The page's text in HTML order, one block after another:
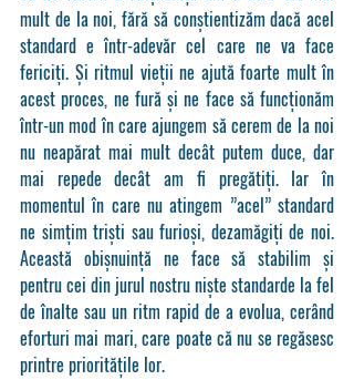
mult de la noi, fără să conștientizăm dacă acel
standard e într-adevăr cel care ne va face
fericiți. Și ritmul vieții ne ajută foarte mult în
acest proces, ne fură și ne face să funcționăm
într-un mod în care ajungem să cerem de la noi
nu neapărat mai mult decât putem duce, dar
mai repede decât am fi pregătiți. Iar în
momentul în care nu atingem ”acel” standard
ne simțim triști sau furioși, dezamăgiți de noi.
Această obișnuință ne face să stabilim și
pentru cei din jurul nostru niște standarde la fel
de înalte sau un ritm rapid de a evolua, cerând
eforturi mai mari, care poate că nu se regăsesc
printre prioritățile lor.